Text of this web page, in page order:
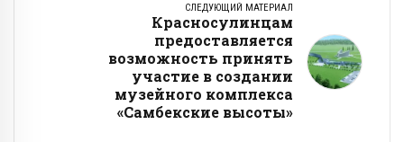
СЛЕДУЮЩИЙ МАТЕРИАЛ
Красносулинцам
предоставляется
возможность принять
участие в создании
музейного комплекса
«Самбекские высоты»